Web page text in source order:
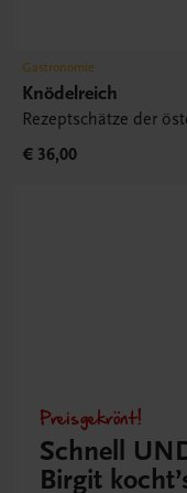
Gastronomie
Knödelreich
Rezeptschätze der
€ 36,00
Preisgekrönt!
Schnell
Birgit